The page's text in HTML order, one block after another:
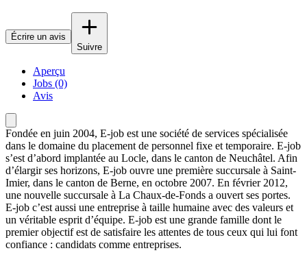
Écrire un avis
Suivre
Aperçu
Jobs (0)
Avis
Fondée en juin 2004, E-job est une société de services spécialisée
dans le domaine du placement de personnel fixe et temporaire. E-job
s’est d’abord implantée au Locle, dans le canton de Neuchâtel. Afin
d’élargir ses horizons, E-job ouvre une première succursale à Saint-
Imier, dans le canton de Berne, en octobre 2007. En février 2012,
une nouvelle succursale à La Chaux-de-Fonds a ouvert ses portes.
E-job c’est aussi une entreprise à taille humaine avec des valeurs et
un véritable esprit d’équipe. E-job est une grande famille dont le
premier objectif est de satisfaire les attentes de tous ceux qui lui font
confiance : candidats comme entreprises.